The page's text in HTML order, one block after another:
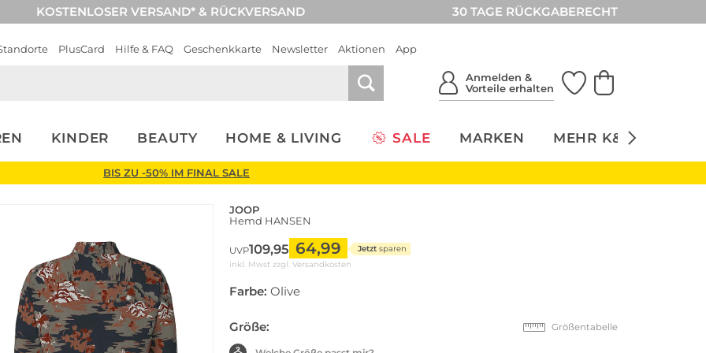
KOSTENLOSER VERSAND* & RÜCKVERSAND 30 TAGE RÜCKGABERECHT
PlusCard Hilfe & FAQ Geschenkkarte Newsletter Aktionen App
Anmelden &
Vorteile erhalten
KINDER BEAUTY HOME & LIVING SALE MARKEN MEHR K&Ö
BIS ZU -50% IM FINAL SALE
JOOP
Hemd HANSEN
UVP109,95 64,99 Jetzt sparen
inkl. Mwst zzgl. Versandkosten
Farbe: Olive
Größe: Größentabelle